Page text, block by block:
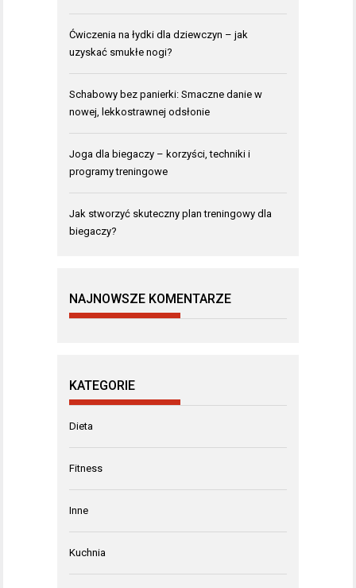
Ćwiczenia na łydki dla dziewczyn – jak
uzyskać smukłe nogi?
Schabowy bez panierki: Smaczne danie w
nowej, lekkostrawnej odsłonie
Joga dla biegaczy – korzyści, techniki i
programy treningowe
Jak stworzyć skuteczny plan treningowy dla
biegaczy?
NAJNOWSZE KOMENTARZE
KATEGORIE
Dieta
Fitness
Inne
Kuchnia